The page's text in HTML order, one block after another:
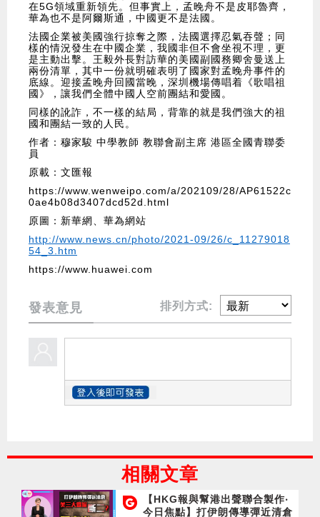
在5G領域重新領先。但事實上，孟晚舟不是皮耶魯齊，
華為也不是阿爾斯通，中國更不是法國。
法國企業被美國強行掠奪之際，法國選擇忍氣吞聲；同
樣的情況發生在中國企業，我國非但不會坐視不理，更
是主動出擊。王毅外長對訪華的美國副國務卿舍曼送上
兩份清單，其中一份就明確表明了國家對孟晚舟事件的
底線。迎接孟晚舟回國當晚，深圳機場傳唱着《歌唱祖
國》，讓我們全體中國人空前團結和愛國。
同樣的訛詐，不一樣的結局，背靠的就是我們強大的祖
國和團結一致的人民。
作者：穆家駿 中學教師 教聯會副主席 港區全國青聯委
員
原載：文匯報
https://www.wenweipo.com/a/202109/28/AP61522c
0ae4b08d3407dcd52d.html
原圖：新華網、華為網站
http://www.news.cn/photo/2021-09/26/c_11279018
54_3.htm
https://www.huawei.com
發表意見 排列方式:
相關文章
【HKG報與幫港出聲聯合製作‧
今日焦點】打伊朗傳導彈近清倉